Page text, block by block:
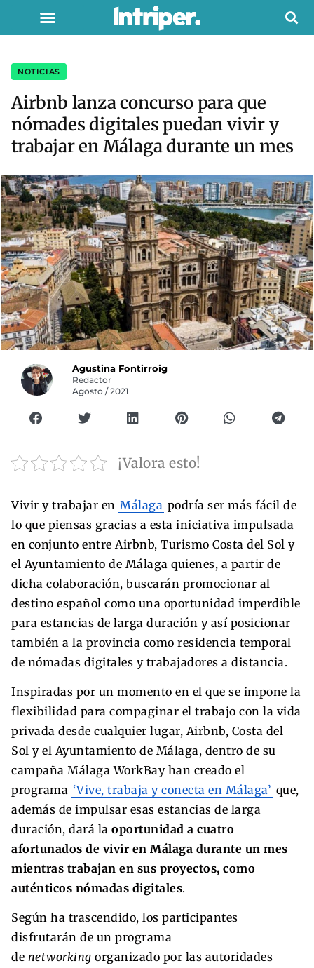
NOTICIAS
Airbnb lanza concurso para que
nómades digitales puedan vivir y
trabajar en Málaga durante un mes
Agustina Fontirroig
Redactor
Agosto / 2021
¡Valora esto!
Vivir y trabajar en Málaga podría ser más fácil de
lo que piensas gracias a esta iniciativa impulsada
en conjunto entre Airbnb, Turismo Costa del Sol y
el Ayuntamiento de Málaga quienes, a partir de
dicha colaboración, buscarán promocionar al
destino español como una oportunidad imperdible
para estancias de larga duración y así posicionar
también a la provincia como residencia temporal
de nómadas digitales y trabajadores a distancia.
Inspiradas por un momento en el que se impone la
flexibilidad para compaginar el trabajo con la vida
privada desde cualquier lugar, Airbnb, Costa del
Sol y el Ayuntamiento de Málaga, dentro de su
campaña Málaga WorkBay han creado el
programa ‘Vive, trabaja y conecta en Málaga’ que,
además de impulsar esas estancias de larga
duración, dará la oportunidad a cuatro
afortunados de vivir en Málaga durante un mes
mientras trabajan en sus proyectos, como
auténticos nómadas digitales.
Según ha trascendido, los participantes
disfrutarán de un programa
de networking organizado por las autoridades